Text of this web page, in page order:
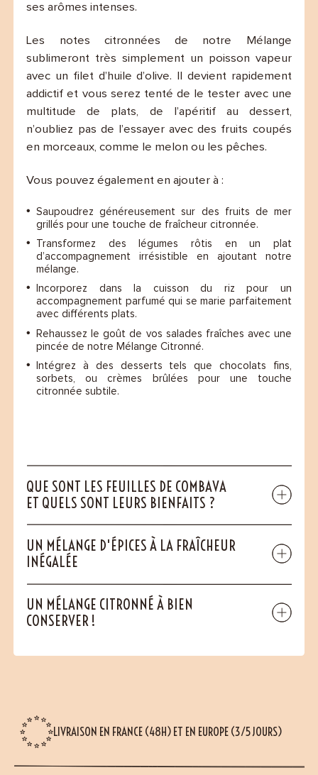
ses arômes intenses.
Les notes citronnées de notre Mélange
sublimeront très simplement un poisson vapeur
avec un filet d’huile d’olive. Il devient rapidement
addictif et vous serez tenté de le tester avec une
multitude de plats, de l’apéritif au dessert,
n’oubliez pas de l’essayer avec des fruits coupés
en morceaux, comme le melon ou les pêches.
Vous pouvez également en ajouter à :
Saupoudrez généreusement sur des fruits de mer
grillés pour une touche de fraîcheur citronnée.
Transformez des légumes rôtis en un plat
d’accompagnement irrésistible en ajoutant notre
mélange.
Incorporez dans la cuisson du riz pour un
accompagnement parfumé qui se marie parfaitement
avec différents plats.
Rehaussez le goût de vos salades fraîches avec une
pincée de notre Mélange Citronné.
Intégrez à des desserts tels que chocolats fins,
sorbets, ou crèmes brûlées pour une touche
citronnée subtile.
QUE SONT LES FEUILLES DE COMBAVA
ET QUELS SONT LEURS BIENFAITS ?
UN MÉLANGE D'ÉPICES À LA FRAÎCHEUR
INÉGALÉE
UN MÉLANGE CITRONNÉ À BIEN
CONSERVER !
LIVRAISON EN FRANCE (48H) ET EN EUROPE (3/5 JOURS)